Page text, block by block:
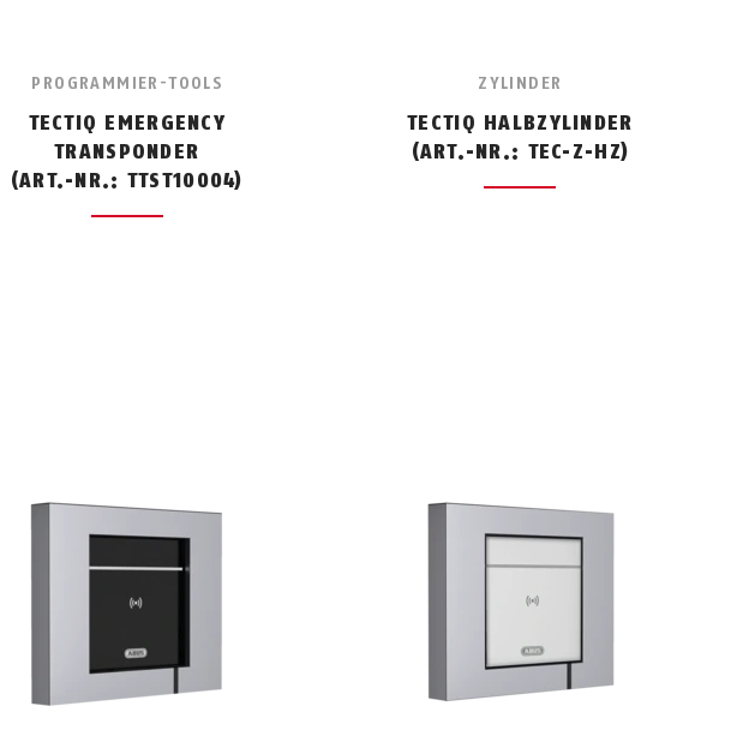
PROGRAMMIER-TOOLS
TECTIQ EMERGENCY
TRANSPONDER
(ART.-NR.: TTST10004)
ZYLINDER
TECTIQ HALBZYLINDER
(ART.-NR.: TEC-Z-HZ)